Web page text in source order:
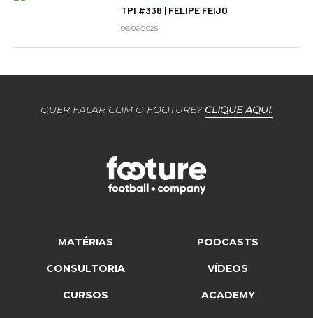
TPI #338 | FELIPE FEIJÓ
06/06/2025
QUER FALAR COM O FOOTURE? CLIQUE AQUI.
MATÉRIAS PODCASTS
CONSULTORIA VÍDEOS
CURSOS ACADEMY